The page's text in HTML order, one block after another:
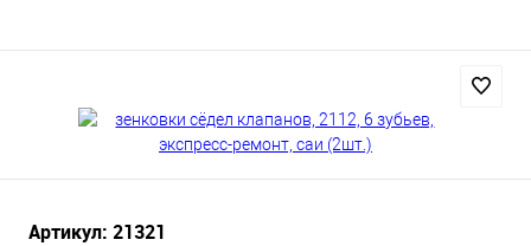
Артикул: 21321